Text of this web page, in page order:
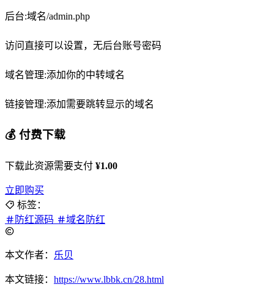
后台:域名/admin.php
访问直接可以设置，无后台账号密码
域名管理:添加你的中转域名
链接管理:添加需要跳转显示的域名
💰 付费下载
下载此资源需要支付 ¥1.00
立即购买
标签：
防红源码
域名防红
本文作者： 乐贝
本文链接： https://www.lbbk.cn/28.html